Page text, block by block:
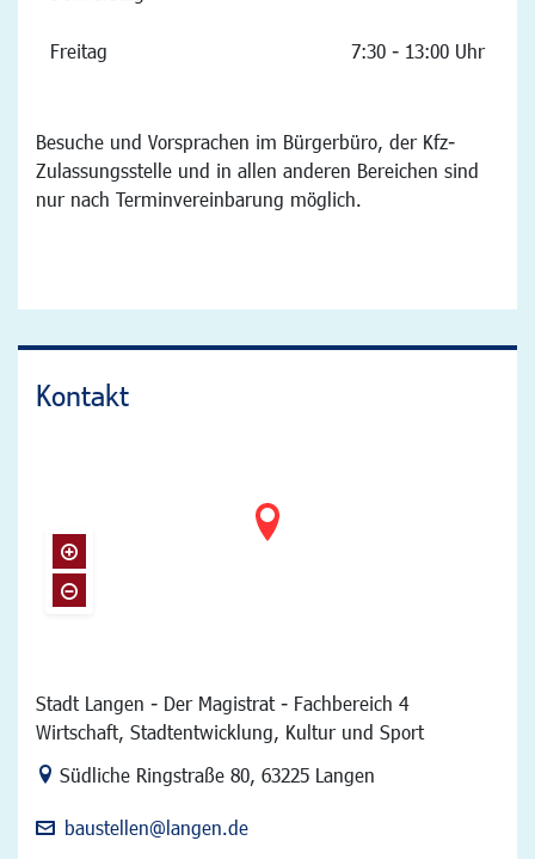
Freitag 7:30 - 13:00 Uhr
Besuche und Vorsprachen im Bürgerbüro, der Kfz-
Zulassungsstelle und in allen anderen Bereichen sind
nur nach Terminvereinbarung möglich.
Kontakt
Stadt Langen - Der Magistrat - Fachbereich 4
Wirtschaft, Stadtentwicklung, Kultur und Sport
Link zur Google-Maps Navigation
Südliche Ringstraße 80, 63225 Langen
baustellen@langen.de